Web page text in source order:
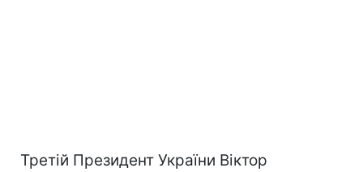
Третій Президент України Віктор